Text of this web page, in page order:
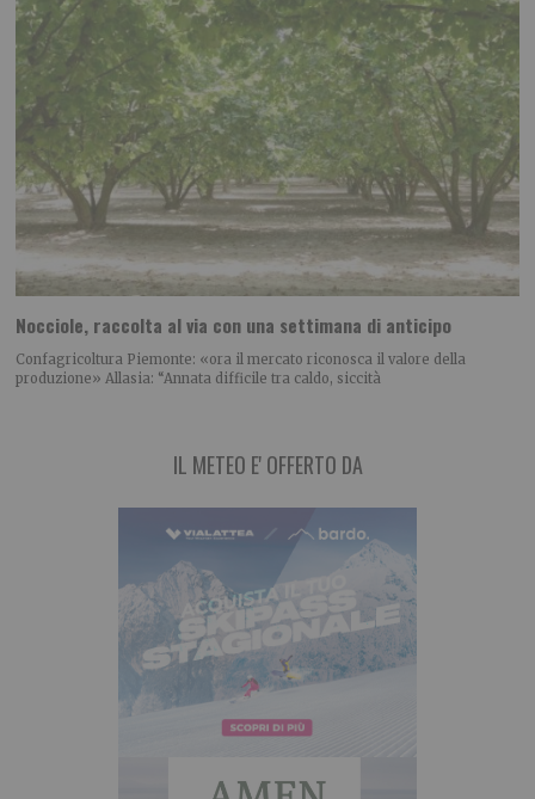
Nocciole, raccolta al via con una settimana di anticipo
Confagricoltura Piemonte: «ora il mercato riconosca il valore della
produzione» Allasia: “Annata difficile tra caldo, siccità
IL METEO E' OFFERTO DA